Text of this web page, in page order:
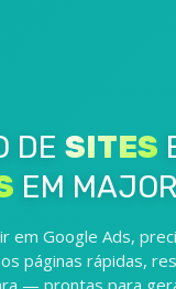
DE SITES
EM
em Google Ads,
páginas rápidas,
— prontas para